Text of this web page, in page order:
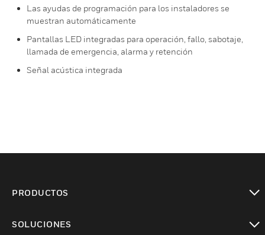
Las ayudas de programación para los instaladores se
muestran automáticamente
Pantallas LED integradas para operación, fallo, sabotaje,
llamada de emergencia, alarma y retención
Señal acústica integrada
PRODUCTOS
SOLUCIONES